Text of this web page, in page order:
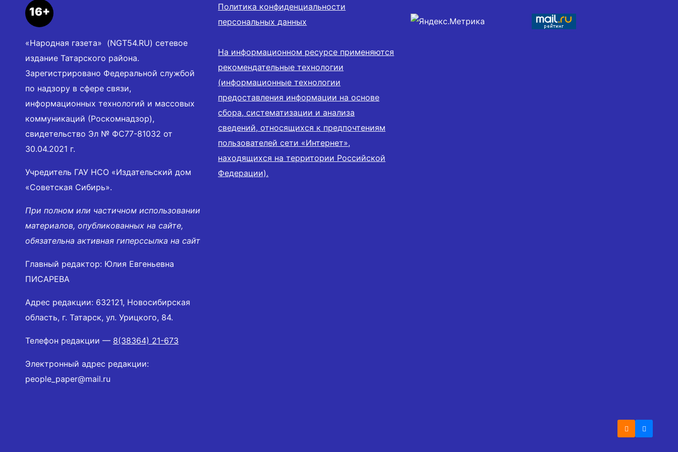
16+
«Народная газета» (NGT54.RU) сетевое
издание Татарского района.
Зарегистрировано Федеральной службой
по надзору в сфере связи,
информационных технологий и массовых
коммуникаций (Роскомнадзор),
свидетельство Эл № ФС77-81032 от
30.04.2021 г.
Учредитель ГАУ НСО «Издательский дом
«Советская Сибирь».
При полном или частичном использовании
материалов, опубликованных на сайте,
обязательна активная гиперссылка на сайт
Главный редактор: Юлия Евгеньевна
ПИСАРЕВА
Адрес редакции: 632121, Новосибирская
область, г. Татарск, ул. Урицкого, 84.
Телефон редакции — 8(38364) 21-673
Электронный адрес редакции:
people_paper@mail.ru
Политика конфиденциальности
персональных данных
На информационном ресурсе применяются
рекомендательные технологии
(информационные технологии
предоставления информации на основе
сбора, систематизации и анализа
сведений, относящихся к предпочтениям
пользователей сети «Интернет»,
находящихся на территории Российской
Федерации).